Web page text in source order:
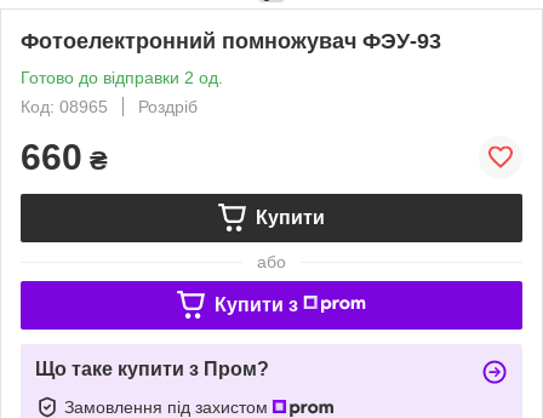
Фотоелектронний помножувач ФЭУ-93
Готово до відправки 2 од.
Код: 08965
Роздріб
660 ₴
Купити
або
Купити з
Що таке купити з Пром?
Замовлення під захистом